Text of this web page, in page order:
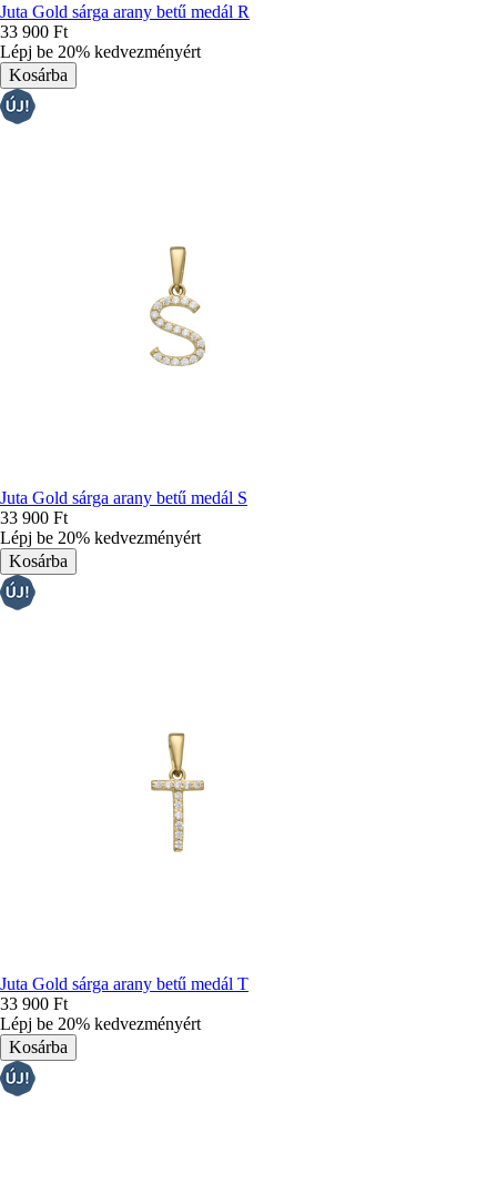
Juta Gold sárga arany betű medál R
33 900 Ft
Lépj be 20% kedvezményért
Juta Gold sárga arany betű medál S
33 900 Ft
Lépj be 20% kedvezményért
Juta Gold sárga arany betű medál T
33 900 Ft
Lépj be 20% kedvezményért